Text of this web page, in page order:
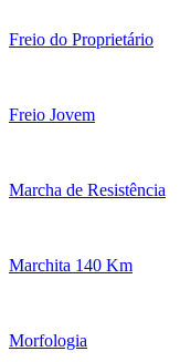
Freio do Proprietário
Freio Jovem
Marcha de Resistência
Marchita 140 Km
Morfologia